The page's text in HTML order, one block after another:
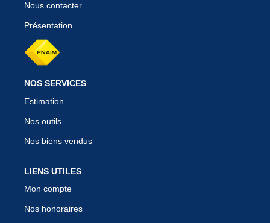
Nous contacter
Présentation
NOS SERVICES
Estimation
Nos outils
Nos biens vendus
LIENS UTILES
Mon compte
Nos honoraires